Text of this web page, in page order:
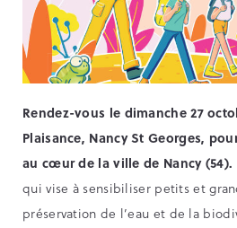
Rendez-vous le dimanche 27
Plaisance, Nancy St Georges,
au cœur de la ville de Nancy (54).
qui vise à sensibiliser petits et
préservation de l’eau et de la